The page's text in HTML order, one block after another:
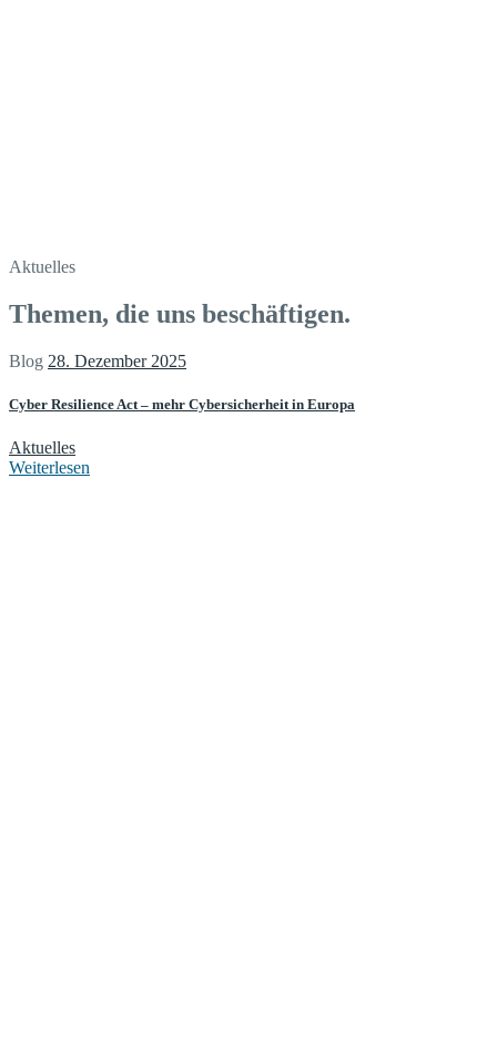
Aktuelles
Themen, die uns beschäftigen.
Blog 28. Dezember 2025
Cyber Resilience Act – mehr Cybersicherheit in Europa
Aktuelles
Weiterlesen